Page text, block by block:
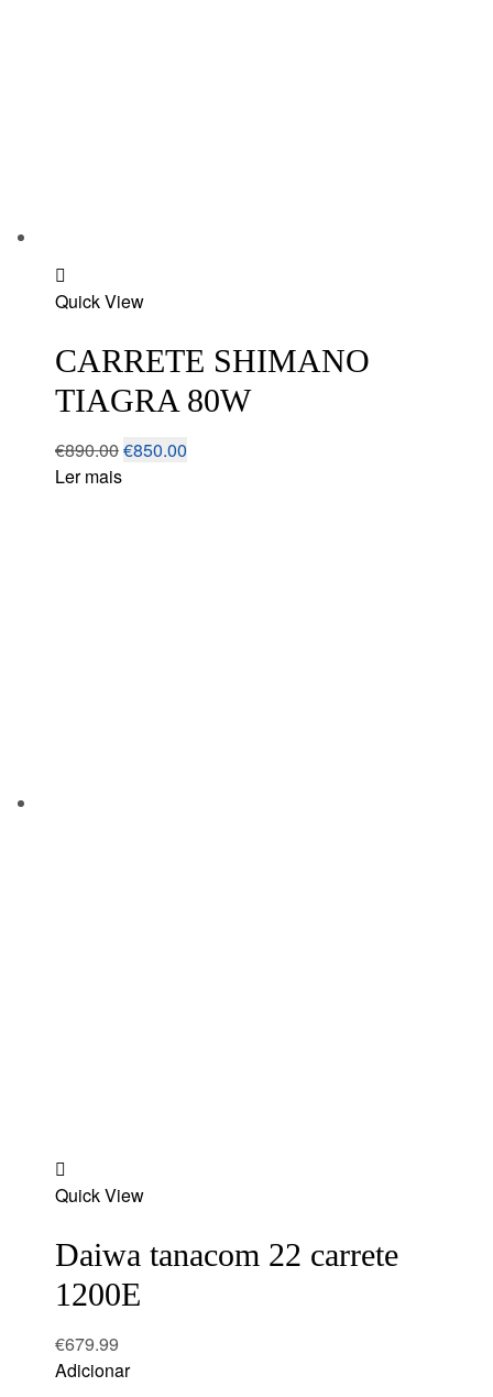
to
Quick View
CARRETE SHIMANO
TIAGRA 80W
€890.00€850.00
Ler mais
to
Quick View
Daiwa tanacom 22 carrete
1200E
€679.99
Adicionar